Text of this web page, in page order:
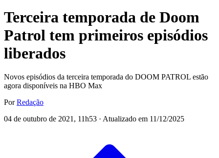
Terceira temporada de Doom
Patrol tem primeiros episódios
liberados
Novos episódios da terceira temporada do DOOM PATROL estão
agora disponíveis na HBO Max
PorRedação
04 de outubro de 2021, 11h53 · Atualizado em 11/12/2025